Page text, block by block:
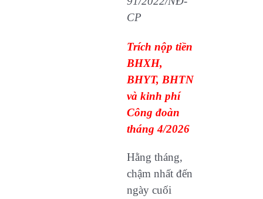
CP
Trích nộp tiền
BHXH,
BHYT, BHTN
và kinh phí
Công đoàn
tháng 4/2026
Hằng tháng,
chậm nhất đến
ngày cuối